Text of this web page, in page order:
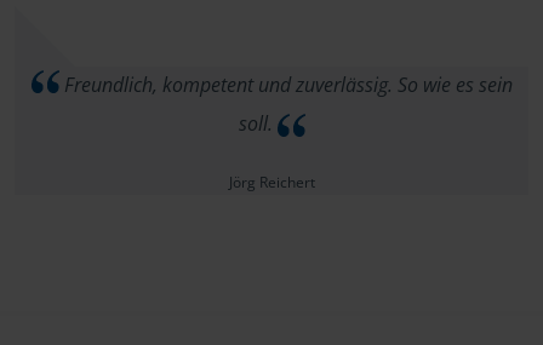
Freundlich, kompetent und zuverlässig. So wie es sein
soll.
Jörg Reichert